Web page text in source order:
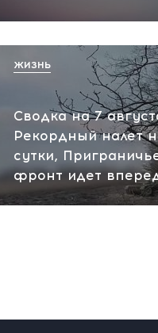
Сводка на 7
Рекордный налет
сутки,
фронт идет
ЖИЗНЬ